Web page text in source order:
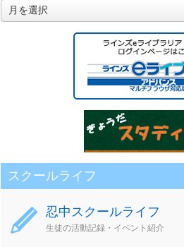
月
別
スクールライフ
忍中スクールライフ
生徒の活動記録・イベント紹介